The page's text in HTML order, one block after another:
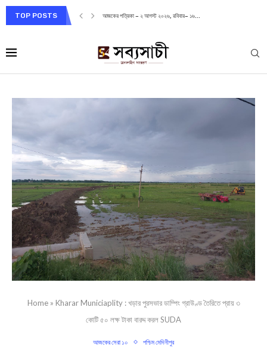
TOP POSTS আজকের পত্রিকা – ২ আগস্ট ২০২৬, রবিবার– ১৬...
Home» Kharar Municiaplity : খড়ার পুরসভার ডাম্পিং গ্রাউণ্ড তৈরিতে প্রায় ৩
কোটি ৫০ লক্ষ টাকা বারদ্দ করল SUDA
আজকের সেরা ১০ পশ্চিম মেদিনীপুর